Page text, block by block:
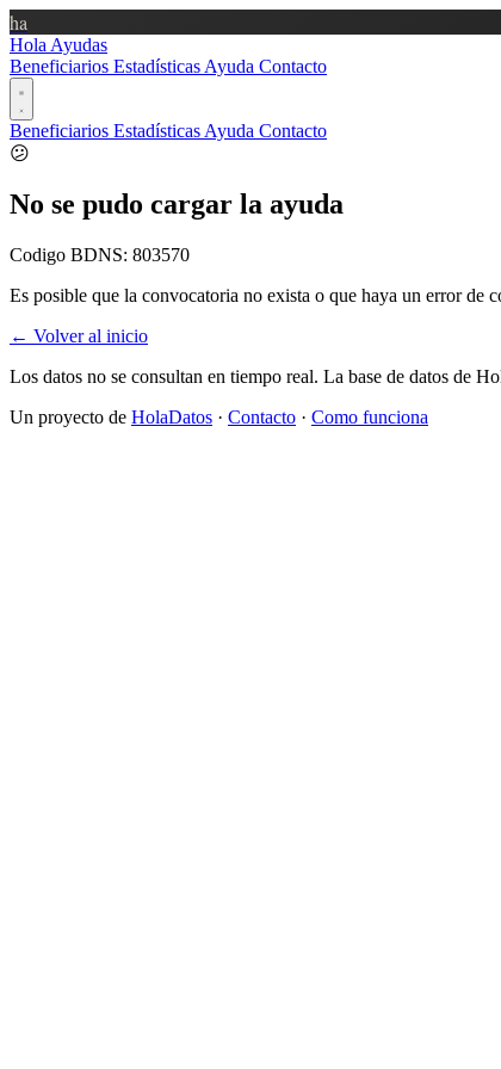
ha
Hola Ayudas
Beneficiarios Estadísticas Ayuda Contacto
Beneficiarios Estadísticas Ayuda Contacto
😕
No se pudo cargar la ayuda
Codigo BDNS: 803570
Es posible que la convocatoria no exista o que haya un error de
← Volver al inicio
Los datos no se consultan en tiempo real. La base de datos de
Un proyecto de HolaDatos · Contacto · Como funciona